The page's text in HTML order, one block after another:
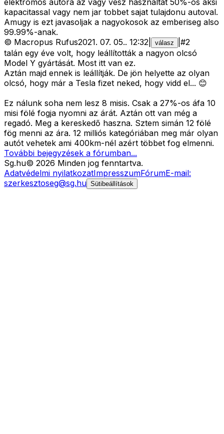
kapacitassal vagy nem jar tobbet sajat tulajdonu autoval.
Amugy is ezt javasoljak a nagyokosok az emberiseg also
99.99%-anak.
© Macropus Rufus2021. 07. 05.. 12:32 válasz #2
talán egy éve volt, hogy leállították a nagyon olcsó
Model Y gyártását. Most itt van ez.
Aztán majd ennek is leállítják. De jön helyette az olyan
olcsó, hogy már a Tesla fizet neked, hogy vidd el... 😊
Ez nálunk soha nem lesz 8 misis. Csak a 27%-os áfa 10
misi fölé fogja nyomni az árát. Aztán ott van még a
regadó. Meg a kereskedő haszna. Sztem simán 12 fölé
fög menni az ára. 12 milliós kategóriában meg már olyan
autót vehetek ami 400km-nél azért többet fog elmenni.
További bejegyzések a fórumban...
Sg.hu© 2026 Minden jog fenntartva.
Adatvédelmi nyilatkozatImpresszumFórumE-mail:
szerkesztoseg@sg.hu Sütibeállítások